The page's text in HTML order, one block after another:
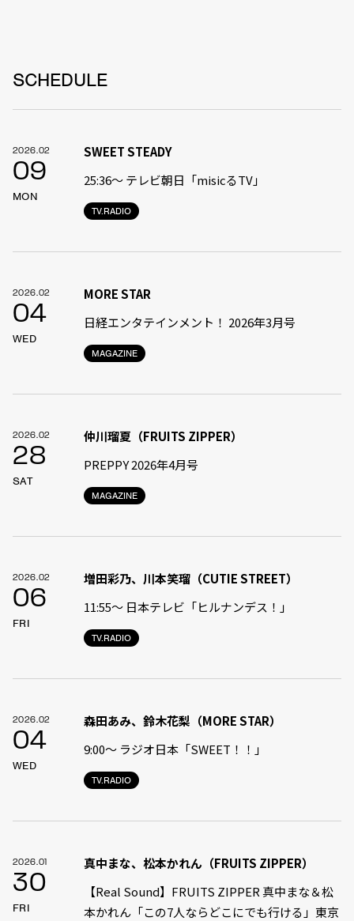
SCHEDULE
2026.02
09
MON
TV.RADIO
SWEET STEADY
25:36〜 テレビ朝日「misicるTV」
2026.02
04
WED
MAGAZINE
MORE STAR
日経エンタテインメント！ 2026年3月号
2026.02
28
SAT
MAGAZINE
仲川瑠夏（FRUITS ZIPPER）
PREPPY 2026年4月号
2026.02
06
FRI
TV.RADIO
増田彩乃、川本笑瑠（CUTIE STREET）
11:55〜 日本テレビ「ヒルナンデス！」
2026.02
04
WED
TV.RADIO
森田あみ、鈴木花梨（MORE STAR）
9:00〜 ラジオ日本「SWEET！！」
2026.01
30
FRI
真中まな、松本かれん（FRUITS ZIPPER）
【Real Sound】FRUITS ZIPPER 真中まな＆松
本かれん「この7人ならどこにでも行ける」――東京